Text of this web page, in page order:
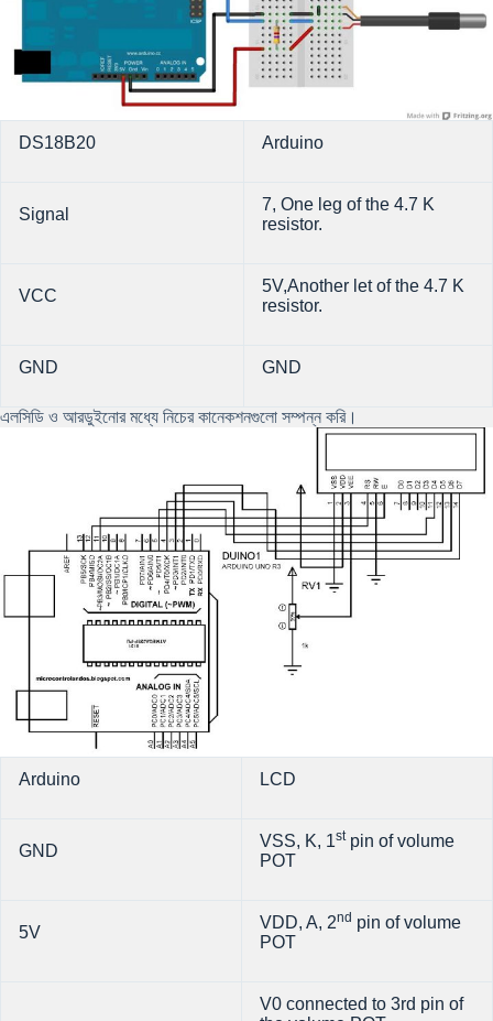
DS18B20 Arduino
Signal
7, One leg of the 4.7 K
resistor.
VCC
5V,Another let of the 4.7 K
resistor.
GND GND
এলসিডি ও আরডুইনোর মধ্যে নিচের কানেকশনগুলো সম্পন্ন করি।
Arduino LCD
GND
VSS, K, 1stpin of volume
POT
5V
VDD, A, 2nd pin of volume
POT
V0 connected to 3rd pin of